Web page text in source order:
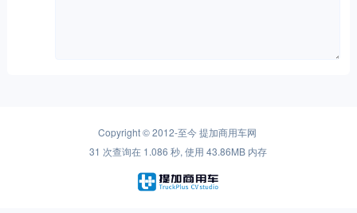
Copyright © 2012-至今提加商用车网
31 次查询在 1.086 秒, 使用 43.86MB 内存